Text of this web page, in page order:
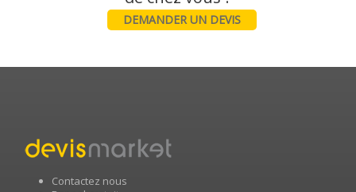
DEMANDER UN DEVIS
Contactez nous